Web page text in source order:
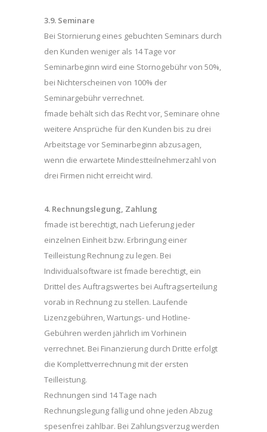
3.9. Seminare
Bei Stornierung eines gebuchten Seminars durch
den Kunden weniger als 14 Tage vor
Seminarbeginn wird eine Stornogebühr von 50%,
bei Nichterscheinen von 100% der
Seminargebühr verrechnet.
fmade behält sich das Recht vor, Seminare ohne
weitere Ansprüche für den Kunden bis zu drei
Arbeitstage vor Seminarbeginn abzusagen,
wenn die erwartete Mindestteilnehmerzahl von
drei Firmen nicht erreicht wird.
4. Rechnungslegung, Zahlung
fmade ist berechtigt, nach Lieferung jeder
einzelnen Einheit bzw. Erbringung einer
Teilleistung Rechnung zu legen. Bei
Individualsoftware ist fmade berechtigt, ein
Drittel des Auftragswertes bei Auftragserteilung
vorab in Rechnung zu stellen. Laufende
Lizenzgebühren, Wartungs- und Hotline-
Gebühren werden jährlich im Vorhinein
verrechnet. Bei Finanzierung durch Dritte erfolgt
die Komplettverrechnung mit der ersten
Teilleistung.
Rechnungen sind 14 Tage nach
Rechnungslegung fällig und ohne jeden Abzug
spesenfrei zahlbar. Bei Zahlungsverzug werden